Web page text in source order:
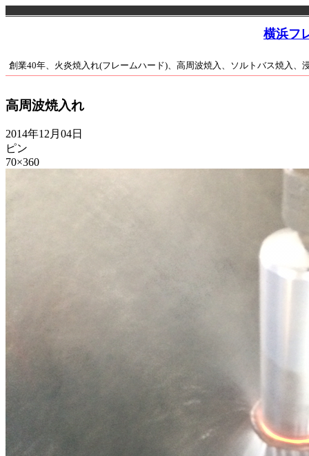
横浜フ
創業40年、火炎焼入れ(フレームハード)、高周波焼入、ソルトバス焼入
高周波焼入れ
2014年12月04日
ピン
70×360